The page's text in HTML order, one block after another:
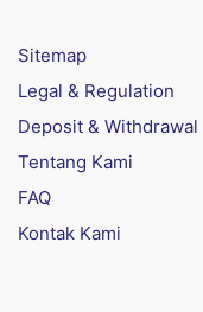
Sitemap
Legal & Regulation
Deposit & Withdrawal
Tentang Kami
FAQ
Kontak Kami